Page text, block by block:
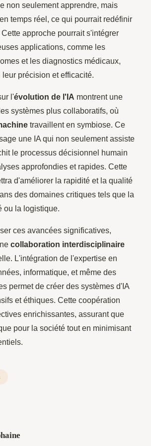
non seulement apprendre, mais
temps réel, ce qui pourrait redéfinir
Cette approche pourrait s'intégrer
applications, comme les
et les diagnostics médicaux,
précision et efficacité.
l'évolution de l'IA montrent une
systèmes plus collaboratifs, où
travaillent en symbiose. Ce
une IA qui non seulement assiste
le processus décisionnel humain
approfondies et rapides. Cette
d'améliorer la rapidité et la qualité
des domaines critiques tels que la
ou la logistique.
ces avancées significatives,
collaboration interdisciplinaire
L'intégration de l'expertise en
informatique, et même des
permet de créer des systèmes d'IA
et éthiques. Cette coopération
enrichissantes, assurant que
pour la société tout en minimisant